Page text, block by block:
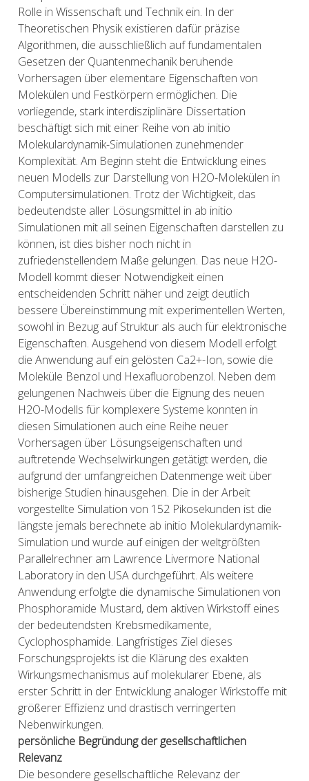
Rolle in Wissenschaft und Technik ein. In der
Theoretischen Physik existieren dafür präzise
Algorithmen, die ausschließlich auf fundamentalen
Gesetzen der Quantenmechanik beruhende
Vorhersagen über elementare Eigenschaften von
Molekülen und Festkörpern ermöglichen. Die
vorliegende, stark interdisziplinäre Dissertation
beschäftigt sich mit einer Reihe von ab initio
Molekulardynamik-Simulationen zunehmender
Komplexität. Am Beginn steht die Entwicklung eines
neuen Modells zur Darstellung von H2O-Molekülen in
Computersimulationen. Trotz der Wichtigkeit, das
bedeutendste aller Lösungsmittel in ab initio
Simulationen mit all seinen Eigenschaften darstellen zu
können, ist dies bisher noch nicht in
zufriedenstellendem Maße gelungen. Das neue H2O-
Modell kommt dieser Notwendigkeit einen
entscheidenden Schritt näher und zeigt deutlich
bessere Übereinstimmung mit experimentellen Werten,
sowohl in Bezug auf Struktur als auch für elektronische
Eigenschaften. Ausgehend von diesem Modell erfolgt
die Anwendung auf ein gelösten Ca2+-Ion, sowie die
Moleküle Benzol und Hexafluorobenzol. Neben dem
gelungenen Nachweis über die Eignung des neuen
H2O-Modells für komplexere Systeme konnten in
diesen Simulationen auch eine Reihe neuer
Vorhersagen über Lösungseigenschaften und
auftretende Wechselwirkungen getätigt werden, die
aufgrund der umfangreichen Datenmenge weit über
bisherige Studien hinausgehen. Die in der Arbeit
vorgestellte Simulation von 152 Pikosekunden ist die
längste jemals berechnete ab initio Molekulardynamik-
Simulation und wurde auf einigen der weltgrößten
Parallelrechner am Lawrence Livermore National
Laboratory in den USA durchgeführt. Als weitere
Anwendung erfolgte die dynamische Simulationen von
Phosphoramide Mustard, dem aktiven Wirkstoff eines
der bedeutendsten Krebsmedikamente,
Cyclophosphamide. Langfristiges Ziel dieses
Forschungsprojekts ist die Klärung des exakten
Wirkungsmechanismus auf molekularer Ebene, als
erster Schritt in der Entwicklung analoger Wirkstoffe mit
größerer Effizienz und drastisch verringerten
Nebenwirkungen.
persönliche Begründung der gesellschaftlichen
Relevanz
Die besondere gesellschaftliche Relevanz der